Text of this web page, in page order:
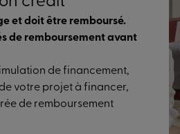
et doit être remboursé.
de remboursement avant
de financement,
votre projet à financer,
de remboursement